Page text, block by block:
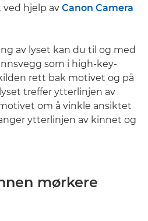
hjelp av Canon Camera
av lyset kan du til og med
som i high-key-
rett bak motivet og på
treffer ytterlinjen av
om å vinkle ansiktet
ytterlinjen av kinnet og
mørkere